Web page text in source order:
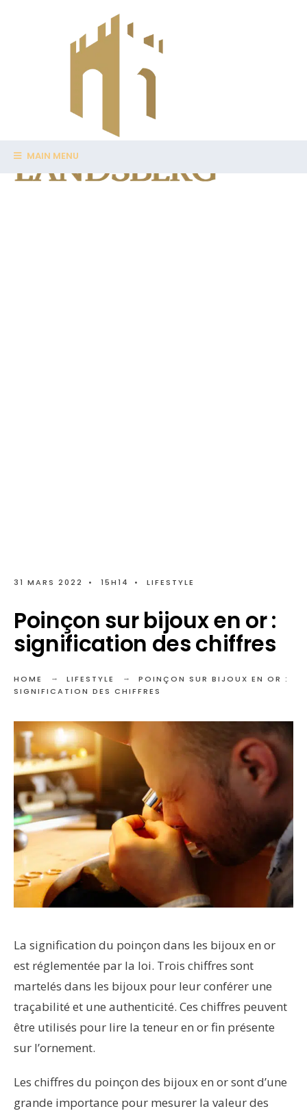
MAIN MENU
31 MARS 2022 • 15H14 • LIFESTYLE
Poinçon sur bijoux en or :
signification des chiffres
HOME LIFESTYLE
POINÇON SUR BIJOUX EN OR :
SIGNIFICATION DES CHIFFRES
La signification du poinçon dans les bijoux en or
est réglementée par la loi. Trois chiffres sont
martelés dans les bijoux pour leur conférer une
traçabilité et une authenticité. Ces chiffres peuvent
être utilisés pour lire la teneur en or fin présente
sur l’ornement.
Les chiffres du poinçon des bijoux en or sont d’une
grande importance pour mesurer la valeur des